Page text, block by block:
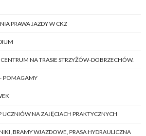
PRAWA JAZDY W CKZ
NA TRASIE STRZYŻÓW-DOBRZECHÓW.
POMAGAMY
UCZNIÓW NA ZAJĘCIACH PRAKTYCZNYCH
,BRAMY WJAZDOWE, PRASA HYDRAULICZNA